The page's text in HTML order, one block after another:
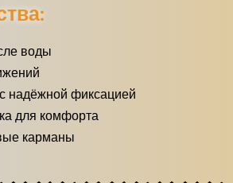
воды
надёжной фиксацией
для комфорта
карманы